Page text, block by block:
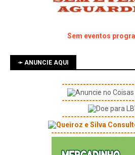
Sem eventos
➛ ANUNCIE AQUI